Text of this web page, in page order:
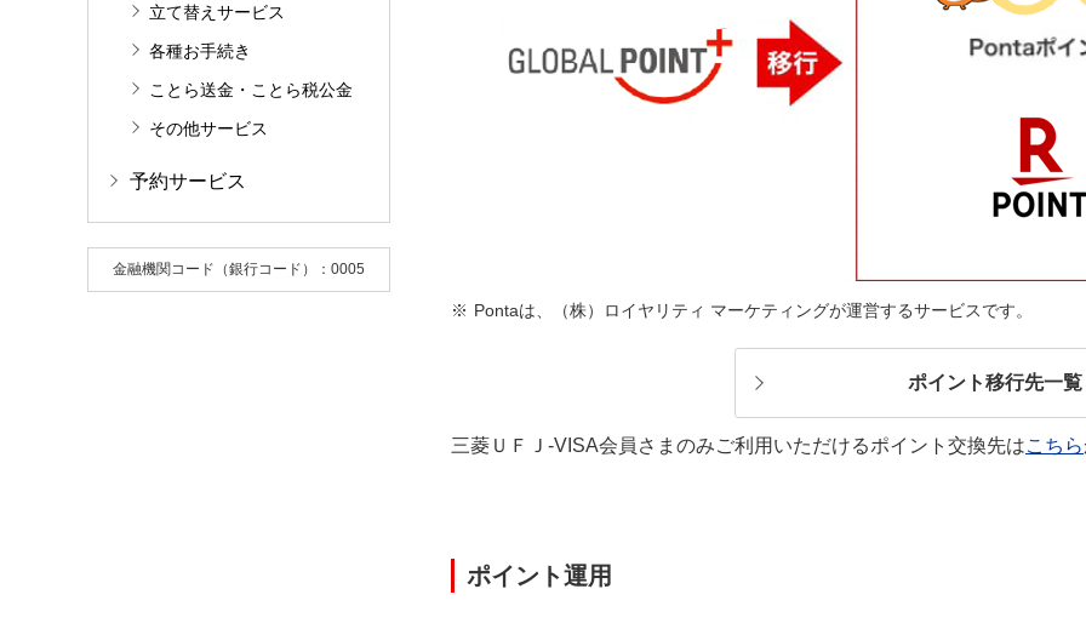
立て替えサービス
各種お手続き
ことら送金・ことら税公金
その他サービス
予約サービス
金融機関コード（銀行コード）：0005
Pontaは、（株）ロイヤリティ マーケティングが運営するサービスです。
ポイント移行先一覧
三菱ＵＦＪ-VISA会員さまのみご利用いただけるポイント交換先はこちら
ポイント運用